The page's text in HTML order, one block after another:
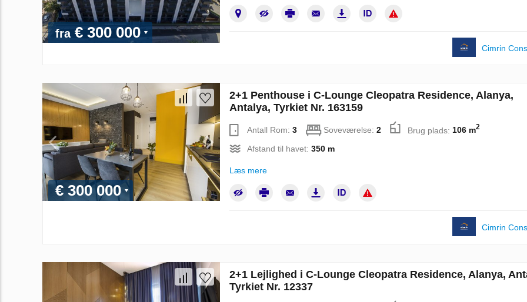
fra€ 300 000
Cimrin
€ 300 000
2+1 Penthouse i C-Lounge Cleopatra Residence, Alanya,
Antalya, Tyrkiet Nr. 163159
Antall Rom: 3 Soveværelse: 2 Brug plads: 106 m2
Afstand til havet: 350 m
Læs mere
Cimrin
2+1 Lejlighed i C-Lounge Cleopatra Residence, Alanya,
Tyrkiet Nr. 12337